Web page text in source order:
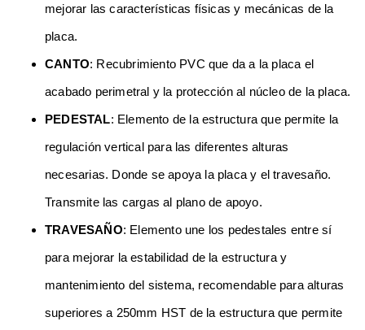
mejorar las características físicas y mecánicas de la
placa.
CANTO: Recubrimiento PVC que da a la placa el
acabado perimetral y la protección al núcleo de la placa.
PEDESTAL: Elemento de la estructura que permite la
regulación vertical para las diferentes alturas
necesarias. Donde se apoya la placa y el travesaño.
Transmite las cargas al plano de apoyo.
TRAVESAÑO: Elemento une los pedestales entre sí
para mejorar la estabilidad de la estructura y
mantenimiento del sistema, recomendable para alturas
superiores a 250mm HST de la estructura que permite